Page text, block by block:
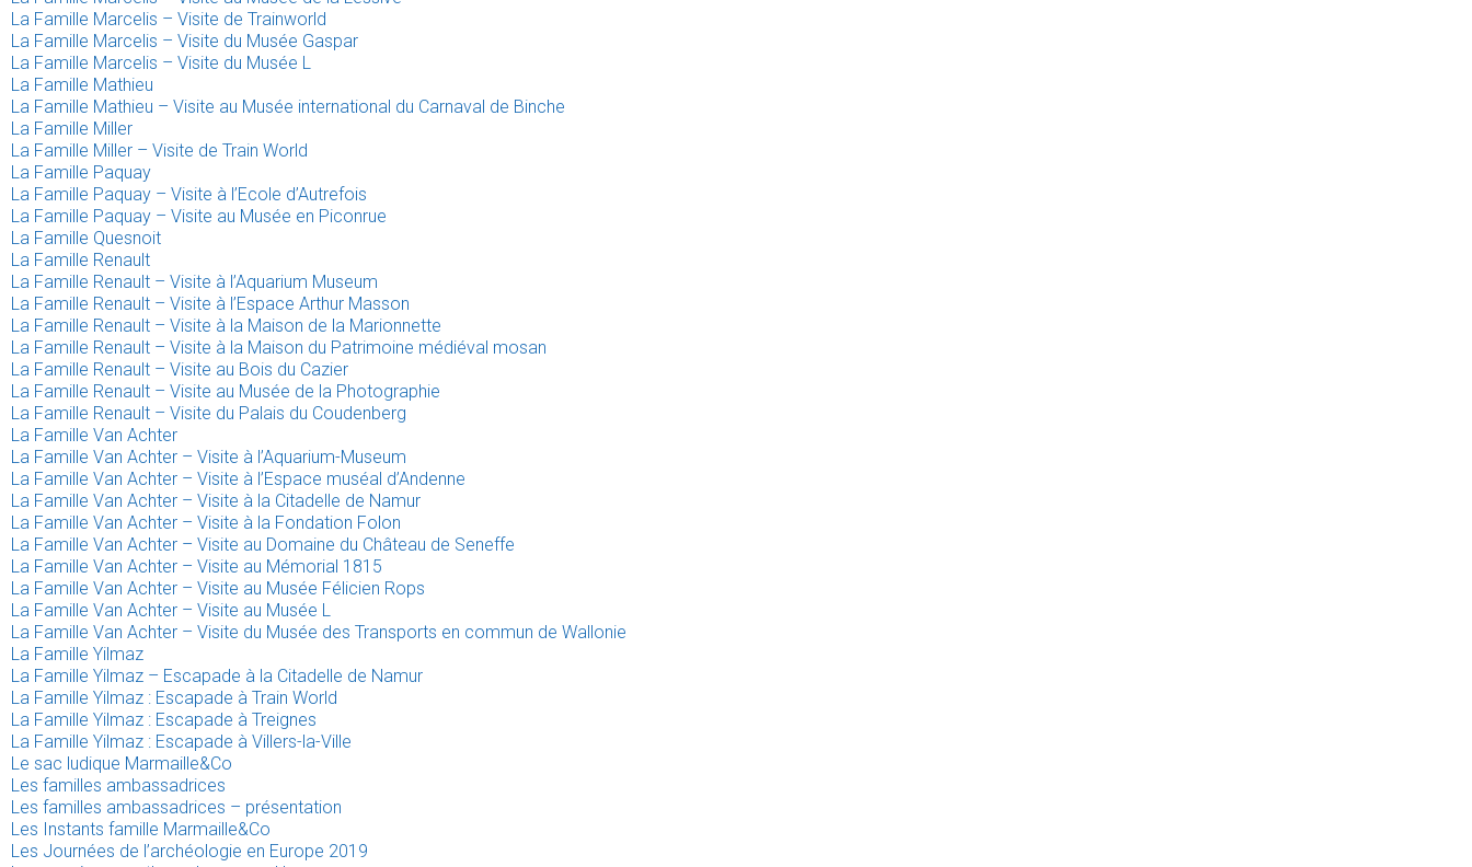
La Famille Marcelis – Visite de Trainworld
La Famille Marcelis – Visite du Musée Gaspar
La Famille Marcelis – Visite du Musée L
La Famille Mathieu
La Famille Mathieu – Visite au Musée international du Carnaval de Binche
La Famille Miller
La Famille Miller – Visite de Train World
La Famille Paquay
La Famille Paquay – Visite à l’Ecole d’Autrefois
La Famille Paquay – Visite au Musée en Piconrue
La Famille Quesnoit
La Famille Renault
La Famille Renault – Visite à l’Aquarium Museum
La Famille Renault – Visite à l’Espace Arthur Masson
La Famille Renault – Visite à la Maison de la Marionnette
La Famille Renault – Visite à la Maison du Patrimoine médiéval mosan
La Famille Renault – Visite au Bois du Cazier
La Famille Renault – Visite au Musée de la Photographie
La Famille Renault – Visite du Palais du Coudenberg
La Famille Van Achter
La Famille Van Achter – Visite à l’Aquarium-Museum
La Famille Van Achter – Visite à l’Espace muséal d’Andenne
La Famille Van Achter – Visite à la Citadelle de Namur
La Famille Van Achter – Visite à la Fondation Folon
La Famille Van Achter – Visite au Domaine du Château de Seneffe
La Famille Van Achter – Visite au Mémorial 1815
La Famille Van Achter – Visite au Musée Félicien Rops
La Famille Van Achter – Visite au Musée L
La Famille Van Achter – Visite du Musée des Transports en commun de Wallonie
La Famille Yilmaz
La Famille Yilmaz – Escapade à la Citadelle de Namur
La Famille Yilmaz : Escapade à Train World
La Famille Yilmaz : Escapade à Treignes
La Famille Yilmaz : Escapade à Villers-la-Ville
Le sac ludique Marmaille&Co
Les familles ambassadrices
Les familles ambassadrices – présentation
Les Instants famille Marmaille&Co
Les Journées de l’archéologie en Europe 2019